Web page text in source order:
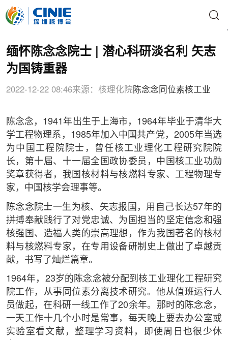
缅怀陈念念院士 | 潜心科研淡名利 矢志
为国铸重器
2022-12-22 08:46来源：核理化院 陈念念 同位素核工业
陈念念，1941年出生于上海市，1964年毕业于清华大
学工程物理系，1985年加入中国共产党，2005年当选
为中国工程院院士，曾任核工业理化工程研究院院
长，第十届、十一届全国政协委员，中国核工业功勋
奖章获得者，我国核材料与核燃料专家、工程物理专
家，中国核学会理事等。
陈念念院士一生为核、矢志报国，用自己长达57年的
拼搏奉献践行了对党忠诚、为国担当的坚定信念和强
核强国、造福人类的崇高理想，作为我国著名的核材
料与核燃料专家，在专用设备研制史上做出了卓越贡
献，书写了灿烂篇章。
1964年，23岁的陈念念被分配到核工业理化工程研究
院工作，从事同位素分离技术研究。他从值班运行人
员做起，在科研一线工作了20余年。那时的陈念念，
一天工作十几个小时是常事，每天晚上要去办公室或
实验室看文献，整理学习资料，即使周日也很少休